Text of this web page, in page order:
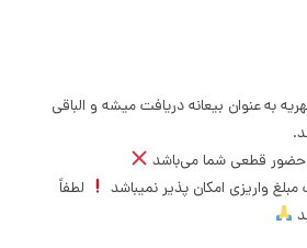
به عنوان بیعانه دریافت میشه و الباقی
حضور قطعی شما می‌باشد
واریزی امکان پذیر نمیباشد
لطفاً